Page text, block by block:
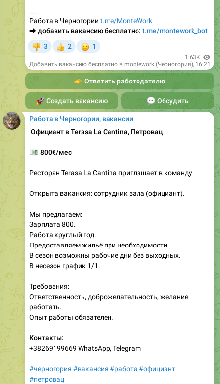
Работа в Черногории t.me/MonteWork
⮕добавить вакансию бесплатно: t.me/montework_bot
3 2
😐
1
1.63K
Добавить вакансию бесплатно в montework (Черногория), 16:21
👉Ответить работодателю
Создать вакансию💬Обсудить
Работа в Черногории, вакансии
️ Официант в Terasa La Cantina, Петровац
800€/мес
Ресторан Terasa La Cantina приглашает в команду.
Открыта вакансия: сотрудник зала (официант).
Мы предлагаем:
Зарплата 800.
Работа круглый год.
Предоставляем жильё при необходимости.
В сезон возможны рабочие дни без выходных.
В несезон график 1/1.
Требования:
Ответственность, доброжелательность, желание
работать.
Опыт работы обязателен.
Контакты:
+38269199669 WhatsApp, Telegram
#черногория #вакансия #работа #официант
#петровац